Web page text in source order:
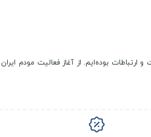
قرار می‌دهد.
ارتباطات بوده‌ایم. از آغاز فعالیت مودم